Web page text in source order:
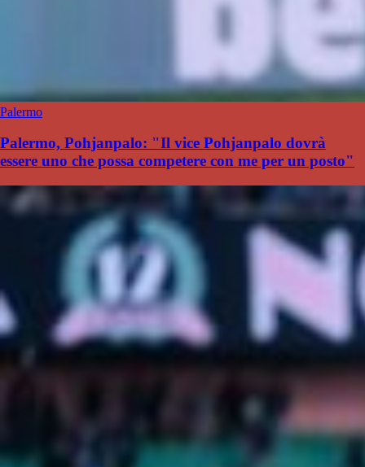
Palermo
Palermo, Pohjanpalo: "Il vice Pohjanpalo dovrà
essere uno che possa competere con me per un posto"